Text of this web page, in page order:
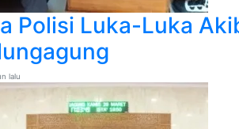
Polisi Luka-Luka
lalu